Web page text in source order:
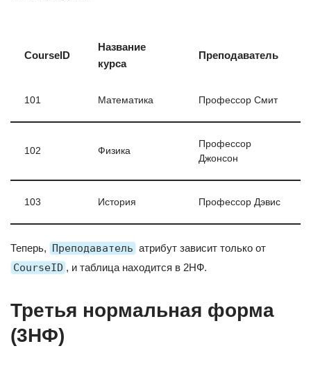
CourseID
Название
курса
Преподаватель
101 Математика Профессор Смит
102 Физика
Профессор
Джонсон
103 История Профессор Дэвис
Теперь, Преподаватель атрибут зависит только от
CourseID , и таблица находится в 2НФ.
Третья нормальная форма
(3НФ)